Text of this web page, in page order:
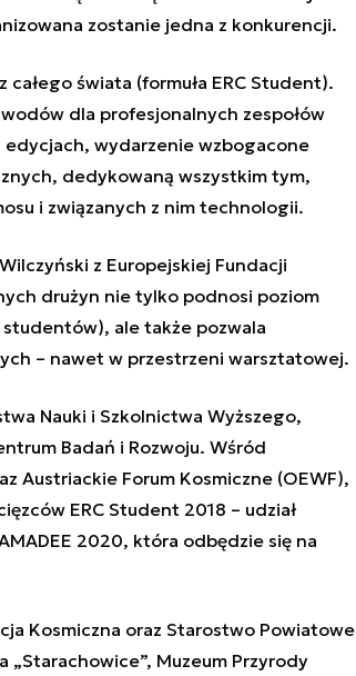
zostanie jedna z konkurencji.
świata (formuła ERC Student).
dla profesjonalnych zespołów
edycjach, wydarzenie wzbogacone
dedykowaną wszystkim tym,
i związanych z nim technologii.
z Europejskiej Fundacji
drużyn nie tylko podnosi poziom
ale także pozwala
– nawet w przestrzeni warsztatowej.
Nauki i Szkolnictwa Wyższego,
Badań i Rozwoju. Wśród
Austriackie Forum Kosmiczne (OEWF),
ERC Student 2018 – udział
2020, która odbędzie się na
Kosmiczna oraz Starostwo Powiatowe
Muzeum Przyrody